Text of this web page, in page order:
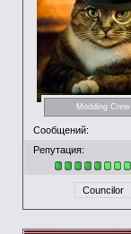
Modding Crew
Сообщений:
Репутация:
Councilor